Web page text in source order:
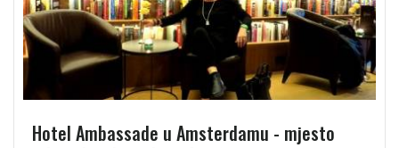
Hotel Ambassade u Amsterdamu - mjesto